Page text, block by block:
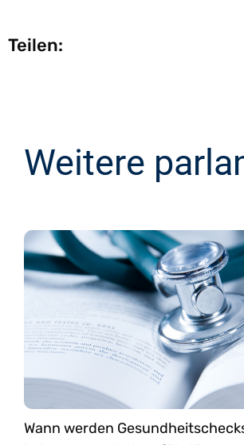
Teilen:
Weitere
Wann werden